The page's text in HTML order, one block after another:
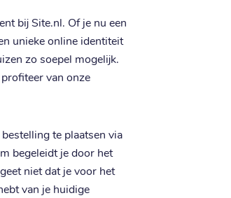
bij Site.nl. Of je nu een
unieke online identiteit
zo soepel mogelijk.
van onze
te plaatsen via
begeleidt je door het
niet dat je voor het
van je huidige